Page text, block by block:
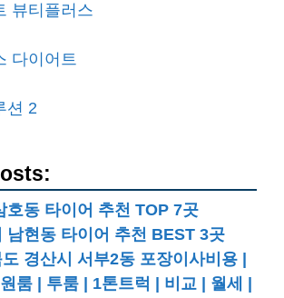
뷰티플러스
다이어트
션 2
호동 타이어 추천 TOP 7곳
남현동 타이어 추천 BEST 3곳
경산시 서부2동 포장이사비용 |
룸 | 투룸 | 1톤트럭 | 비교 | 월세 |